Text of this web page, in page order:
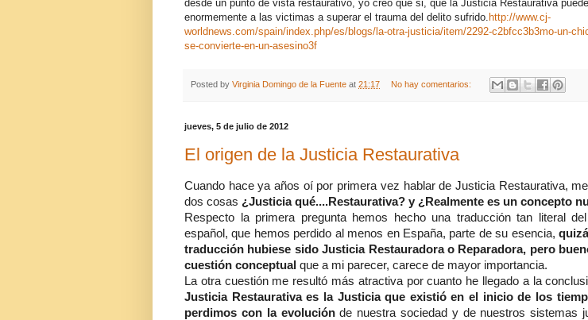
desde un punto de vista restaurativo, yo creo que si, que la Justicia Restaurativa
enormemente a las victimas a superar el trauma del delito sufrido. http://www.cj-
worldnews.com/spain/index.php/es/blogs/la-otra-justicia/item/2292-c2bfcc3b3mo-un-
se-convierte-en-un-asesino3f
Posted by Virginia Domingo de la Fuente at 21:17 No hay comentarios:
jueves, 5 de julio de 2012
El origen de la Justicia Restaurativa
Cuando hace ya años oí por primera vez hablar de Justicia Restaurativa,
dos cosas ¿Justicia qué....Restaurativa? y ¿Realmente es un concepto
Respecto la primera pregunta hemos hecho una traducción tan literal
español, que hemos perdido al menos en España, parte de su esencia,
traducción hubiese sido Justicia Restauradora o Reparadora, pero
cuestión conceptual que a mi parecer, carece de mayor importancia.
La otra cuestión me resultó más atractiva por cuanto he llegado a la
Justicia Restaurativa es la Justicia que existió en el inicio de los
perdimos con la evoluciónde nuestra sociedad y de nuestros sistemas